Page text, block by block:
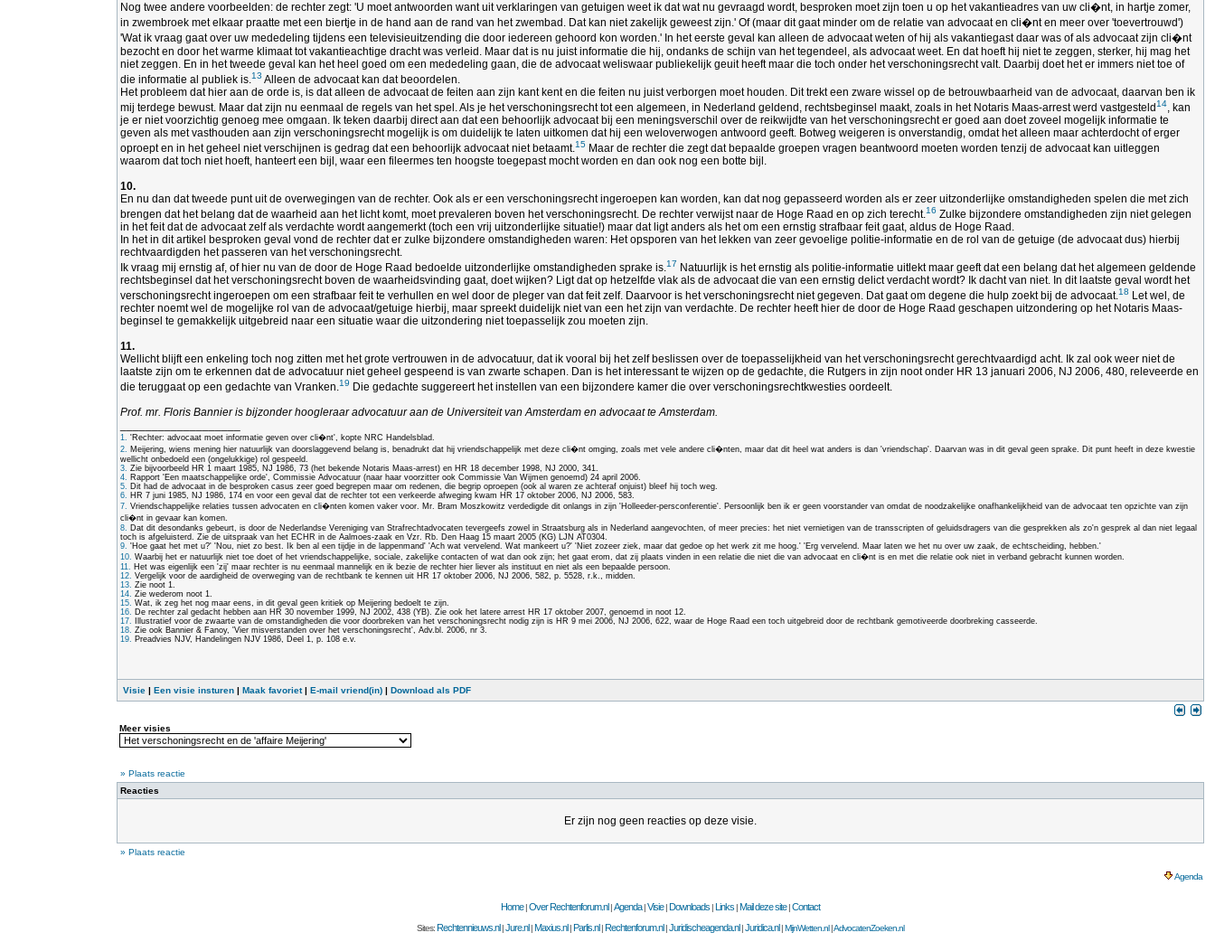
Nog twee andere voorbeelden: de rechter zegt: 'U moet antwoorden want uit verklaringen van getuigen weet ik dat wat nu gevraagd wordt, besproken moet zijn toen u op het vakantieadres van uw cli�nt, in hartje zomer,
in zwembroek met elkaar praatte met een biertje in de hand aan de rand van het zwembad. Dat kan niet zakelijk geweest zijn.' Of (maar dit gaat minder om de relatie van advocaat en cli�nt en meer over 'toevertrouwd')
'Wat ik vraag gaat over uw mededeling tijdens een televisieuitzending die door iedereen gehoord kon worden.' In het eerste geval kan alleen de advocaat weten of hij als vakantiegast daar was of als advocaat zijn cli�nt
bezocht en door het warme klimaat tot vakantieachtige dracht was verleid. Maar dat is nu juist informatie die hij, ondanks de schijn van het tegendeel, als advocaat weet. En dat hoeft hij niet te zeggen, sterker, hij mag het
niet zeggen. En in het tweede geval kan het heel goed om een mededeling gaan, die de advocaat weliswaar publiekelijk geuit heeft maar die toch onder het verschoningsrecht valt. Daarbij doet het er immers niet toe of
die informatie al publiek is.13 Alleen de advocaat kan dat beoordelen.
Het probleem dat hier aan de orde is, is dat alleen de advocaat de feiten aan zijn kant kent en die feiten nu juist verborgen moet houden. Dit trekt een zware wissel op de betrouwbaarheid van de advocaat, daarvan ben ik
mij terdege bewust. Maar dat zijn nu eenmaal de regels van het spel. Als je het verschoningsrecht tot een algemeen, in Nederland geldend, rechtsbeginsel maakt, zoals in het Notaris Maas-arrest werd vastgesteld 14, kan
je er niet voorzichtig genoeg mee omgaan. Ik teken daarbij direct aan dat een behoorlijk advocaat bij een meningsverschil over de reikwijdte van het verschoningsrecht er goed aan doet zoveel mogelijk informatie te
geven als met vasthouden aan zijn verschoningsrecht mogelijk is om duidelijk te laten uitkomen dat hij een weloverwogen antwoord geeft. Botweg weigeren is onverstandig, omdat het alleen maar achterdocht of erger
oproept en in het geheel niet verschijnen is gedrag dat een behoorlijk advocaat niet betaamt.15 Maar de rechter die zegt dat bepaalde groepen vragen beantwoord moeten worden tenzij de advocaat kan uitleggen
waarom dat toch niet hoeft, hanteert een bijl, waar een fileermes ten hoogste toegepast mocht worden en dan ook nog een botte bijl.
10.
En nu dan dat tweede punt uit de overwegingen van de rechter. Ook als er een verschoningsrecht ingeroepen kan worden, kan dat nog gepasseerd worden als er zeer uitzonderlijke omstandigheden spelen die met zich
brengen dat het belang dat de waarheid aan het licht komt, moet prevaleren boven het verschoningsrecht. De rechter verwijst naar de Hoge Raad en op zich terecht.16 Zulke bijzondere omstandigheden zijn niet gelegen
in het feit dat de advocaat zelf als verdachte wordt aangemerkt (toch een vrij uitzonderlijke situatie!) maar dat ligt anders als het om een ernstig strafbaar feit gaat, aldus de Hoge Raad.
In het in dit artikel besproken geval vond de rechter dat er zulke bijzondere omstandigheden waren: Het opsporen van het lekken van zeer gevoelige politie-informatie en de rol van de getuige (de advocaat dus) hierbij
rechtvaardigden het passeren van het verschoningsrecht.
Ik vraag mij ernstig af, of hier nu van de door de Hoge Raad bedoelde uitzonderlijke omstandigheden sprake is.17 Natuurlijk is het ernstig als politie-informatie uitlekt maar geeft dat een belang dat het algemeen geldende
rechtsbeginsel dat het verschoningsrecht boven de waarheidsvinding gaat, doet wijken? Ligt dat op hetzelfde vlak als de advocaat die van een ernstig delict verdacht wordt? Ik dacht van niet. In dit laatste geval wordt het
verschoningsrecht ingeroepen om een strafbaar feit te verhullen en wel door de pleger van dat feit zelf. Daarvoor is het verschoningsrecht niet gegeven. Dat gaat om degene die hulp zoekt bij de advocaat.18 Let wel, de
rechter noemt wel de mogelijke rol van de advocaat/getuige hierbij, maar spreekt duidelijk niet van een het zijn van verdachte. De rechter heeft hier de door de Hoge Raad geschapen uitzondering op het Notaris Maas-
beginsel te gemakkelijk uitgebreid naar een situatie waar die uitzondering niet toepasselijk zou moeten zijn.
11.
Wellicht blijft een enkeling toch nog zitten met het grote vertrouwen in de advocatuur, dat ik vooral bij het zelf beslissen over de toepasselijkheid van het verschoningsrecht gerechtvaardigd acht. Ik zal ook weer niet de
laatste zijn om te erkennen dat de advocatuur niet geheel gespeend is van zwarte schapen. Dan is het interessant te wijzen op de gedachte, die Rutgers in zijn noot onder HR 13 januari 2006, NJ 2006, 480, releveerde en
die teruggaat op een gedachte van Vranken.19 Die gedachte suggereert het instellen van een bijzondere kamer die over verschoningsrechtkwesties oordeelt.
Prof. mr. Floris Bannier is bijzonder hoogleraar advocatuur aan de Universiteit van Amsterdam en advocaat te Amsterdam.
1. 'Rechter: advocaat moet informatie geven over cli�nt', kopte NRC Handelsblad.
2. Meijering, wiens mening hier natuurlijk van doorslaggevend belang is, benadrukt dat hij vriendschappelijk met deze cli�nt omging, zoals met vele andere cli�nten, maar dat dit heel wat anders is dan 'vriendschap'. Daarvan was in dit geval geen sprake. Dit punt heeft in deze kwestie
wellicht onbedoeld een (ongelukkige) rol gespeeld.
3. Zie bijvoorbeeld HR 1 maart 1985, NJ 1986, 73 (het bekende Notaris Maas-arrest) en HR 18 december 1998, NJ 2000, 341.
4. Rapport 'Een maatschappelijke orde', Commissie Advocatuur (naar haar voorzitter ook Commissie Van Wijmen genoemd) 24 april 2006.
5. Dit had de advocaat in de besproken casus zeer goed begrepen maar om redenen, die begrip oproepen (ook al waren ze achteraf onjuist) bleef hij toch weg.
6. HR 7 juni 1985, NJ 1986, 174 en voor een geval dat de rechter tot een verkeerde afweging kwam HR 17 oktober 2006, NJ 2006, 583.
7. Vriendschappelijke relaties tussen advocaten en cli�nten komen vaker voor. Mr. Bram Moszkowitz verdedigde dit onlangs in zijn 'Holleeder-persconferentie'. Persoonlijk ben ik er geen voorstander van omdat de noodzakelijke onafhankelijkheid van de advocaat ten opzichte van zijn
cli�nt in gevaar kan komen.
8. Dat dit desondanks gebeurt, is door de Nederlandse Vereniging van Strafrechtadvocaten tevergeefs zowel in Straatsburg als in Nederland aangevochten, of meer precies: het niet vernietigen van de transscripten of geluidsdragers van die gesprekken als zo'n gesprek al dan niet legaal
toch is afgeluisterd. Zie de uitspraak van het ECHR in de Aalmoes-zaak en Vzr. Rb. Den Haag 15 maart 2005 (KG) LJN AT0304.
9. 'Hoe gaat het met u?' 'Nou, niet zo best. Ik ben al een tijdje in de lappenmand' 'Ach wat vervelend. Wat mankeert u?' 'Niet zozeer ziek, maar dat gedoe op het werk zit me hoog.' 'Erg vervelend. Maar laten we het nu over uw zaak, de echtscheiding, hebben.'
10. Waarbij het er natuurlijk niet toe doet of het vriendschappelijke, sociale, zakelijke contacten of wat dan ook zijn; het gaat erom, dat zij plaats vinden in een relatie die niet die van advocaat en cli�nt is en met die relatie ook niet in verband gebracht kunnen worden.
11. Het was eigenlijk een 'zij' maar rechter is nu eenmaal mannelijk en ik bezie de rechter hier liever als instituut en niet als een bepaalde persoon.
12. Vergelijk voor de aardigheid de overweging van de rechtbank te kennen uit HR 17 oktober 2006, NJ 2006, 582, p. 5528, r.k., midden.
13. Zie noot 1.
14. Zie wederom noot 1.
15. Wat, ik zeg het nog maar eens, in dit geval geen kritiek op Meijering bedoelt te zijn.
16. De rechter zal gedacht hebben aan HR 30 november 1999, NJ 2002, 438 (YB). Zie ook het latere arrest HR 17 oktober 2007, genoemd in noot 12.
17. Illustratief voor de zwaarte van de omstandigheden die voor doorbreken van het verschoningsrecht nodig zijn is HR 9 mei 2006, NJ 2006, 622, waar de Hoge Raad een toch uitgebreid door de rechtbank gemotiveerde doorbreking casseerde.
18. Zie ook Bannier & Fanoy, 'Vier misverstanden over het verschoningsrecht', Adv.bl. 2006, nr 3.
19. Preadvies NJV, Handelingen NJV 1986, Deel 1, p. 108 e.v.
Visie | Een visie insturen | Maak favoriet| E-mail vriend(in) | Download als PDF
Meer visies
» Plaats reactie
Reacties
Er zijn nog geen reacties op deze visie.
» Plaats reactie
Agenda
Home|Over Rechtenforum.nl |Agenda|Visie|Downloads |Links |Mail deze site|Contact
Sites:Rechtennieuws.nl |Jure.nl |Maxius.nl |Parlis.nl |Rechtenforum.nl |Juridischeagenda.nl |Juridica.nl |MijnWetten.nl|AdvocatenZoeken.nl